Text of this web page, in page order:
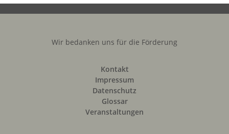
Wir bedanken uns für die Förderung
Kontakt
Impressum
Datenschutz
Glossar
Veranstaltungen